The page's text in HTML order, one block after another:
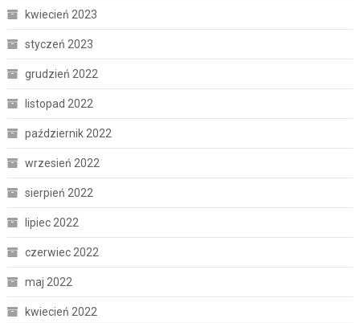
kwiecień 2023
styczeń 2023
grudzień 2022
listopad 2022
październik 2022
wrzesień 2022
sierpień 2022
lipiec 2022
czerwiec 2022
maj 2022
kwiecień 2022